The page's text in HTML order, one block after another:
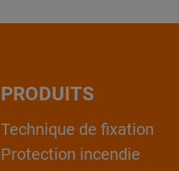
PRODUITS
Technique de fixation
Protection incendie